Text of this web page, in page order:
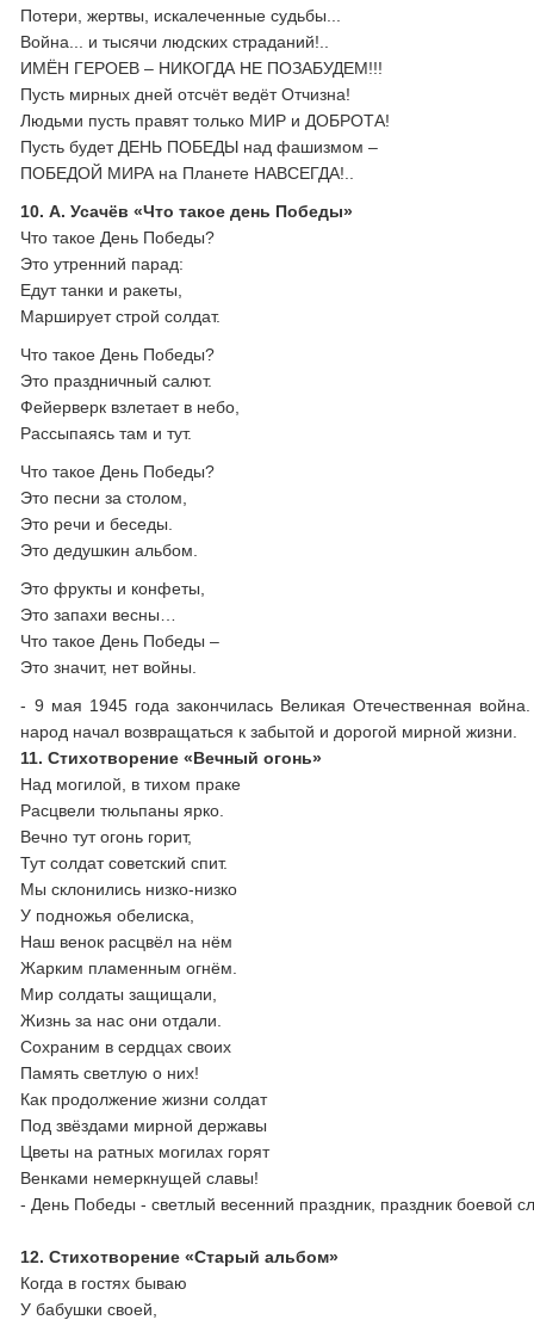
Потери, жертвы, искалеченные судьбы...
Война... и тысячи людских страданий!..
ИМЁН ГЕРОЕВ – НИКОГДА НЕ ПОЗАБУДЕМ!!!
Пусть мирных дней отсчёт ведёт Отчизна!
Людьми пусть правят только МИР и ДОБРОТА!
Пусть будет ДЕНЬ ПОБЕДЫ над фашизмом –
ПОБЕДОЙ МИРА на Планете НАВСЕГДА!..
10. А. Усачёв «Что такое день Победы»
Что такое День Победы?
Это утренний парад:
Едут танки и ракеты,
Марширует строй солдат.
Что такое День Победы?
Это праздничный салют.
Фейерверк взлетает в небо,
Рассыпаясь там и тут.
Что такое День Победы?
Это песни за столом,
Это речи и беседы.
Это дедушкин альбом.
Это фрукты и конфеты,
Это запахи весны…
Что такое День Победы –
Это значит, нет войны.
- 9 мая 1945 года закончилась Великая Отечественная
народ начал возвращаться к забытой и дорогой мирной жизни.
11. Стихотворение «Вечный огонь»
Над могилой, в тихом праке
Расцвели тюльпаны ярко.
Вечно тут огонь горит,
Тут солдат советский спит.
Мы склонились низко-низко
У подножья обелиска,
Наш венок расцвёл на нём
Жарким пламенным огнём.
Мир солдаты защищали,
Жизнь за нас они отдали.
Сохраним в сердцах своих
Память светлую о них!
Как продолжение жизни солдат
Под звёздами мирной державы
Цветы на ратных могилах горят
Венками немеркнущей славы!
- День Победы - светлый весенний праздник, праздник боевой
12. Стихотворение «Старый альбом»
Когда в гостях бываю
У бабушки своей,